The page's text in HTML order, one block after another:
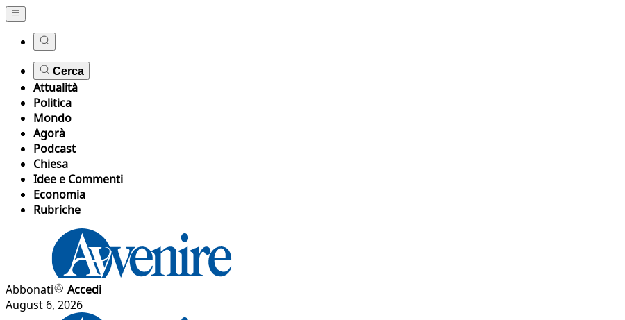
Cerca
Attualità
Politica
Mondo
Agorà
Podcast
Chiesa
Idee e Commenti
Economia
Rubriche
Abbonati
Accedi
August 6, 2026